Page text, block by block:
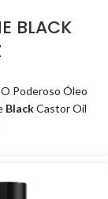
BLACK
Poderoso Óleo
BlackCastor Oil